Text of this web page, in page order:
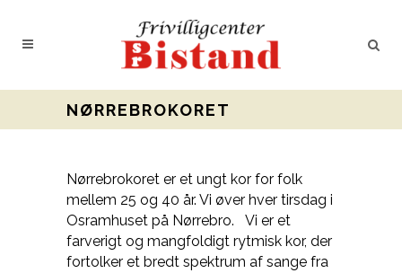
NØRREBROKORET
Nørrebrokoret er et ungt kor for folk
mellem 25 og 40 år. Vi øver hver tirsdag i
Osramhuset på Nørrebro. Vi er et
farverigt og mangfoldigt rytmisk kor, der
fortolker et bredt spektrum af sange fra